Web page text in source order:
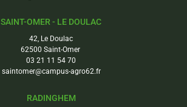
SAINT-OMER - LE DOULAC
42, Le Doulac
62500 Saint-Omer
03 21 11 54 70
saintomer@campus-agro62.fr
RADINGHEM